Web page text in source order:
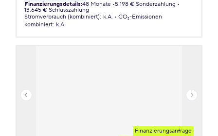
Finanzierungsdetails:48 Monate 5.198 € Sonderzahlung
13.645 € Schlusszahlung
Stromverbrauch (kombiniert): k.A.
CO₂-Emissionen
kombiniert: k.A.
Finanzierungsanfrage